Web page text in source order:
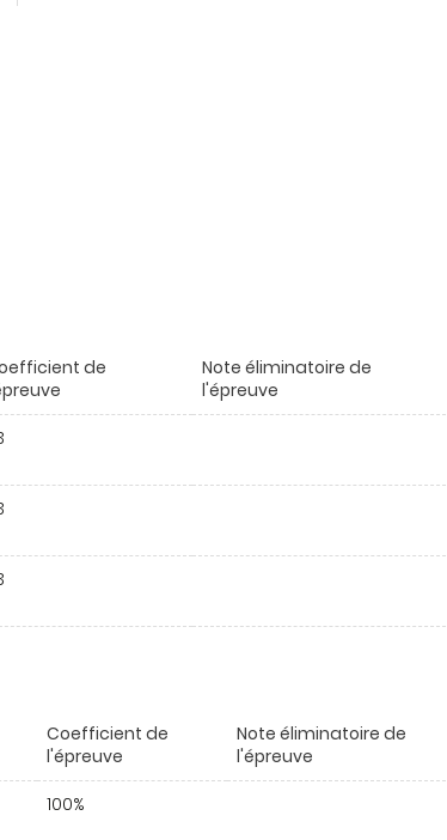
de
Note éliminatoire de
l'épreuve
Coefficient de
l'épreuve
Note éliminatoire de
l'épreuve
100%